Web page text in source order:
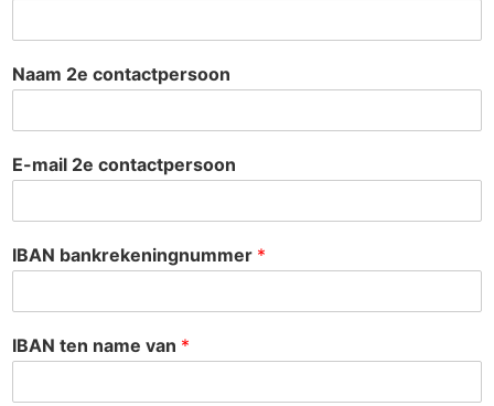
Naam 2e contactpersoon
E-mail 2e contactpersoon
IBAN bankrekeningnummer *
IBAN ten name van *